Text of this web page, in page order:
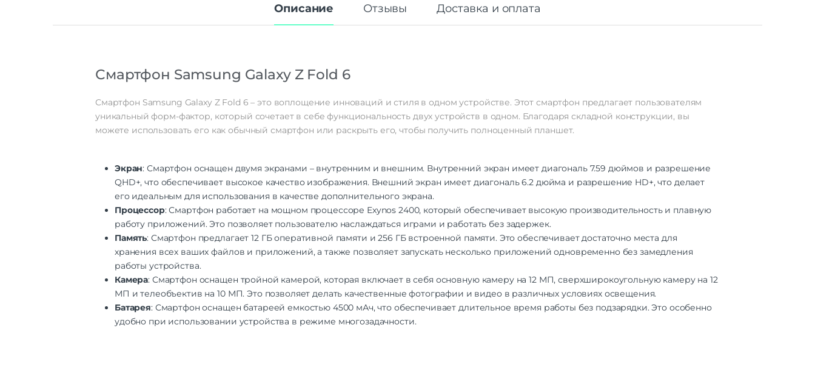
Дисплей
Интернет
Процессор
Количество ядер
процессора
8
Камера
Камера
50+32+8 МП
Количество тыловых камер
3
Разрешение основной
10 МП | 12 МП | 50 МП
Емкость аккумулятора 4400 мАч
Беспроводные технологии
Описание Отзывы Доставка и оплата
Смартфон Samsung Galaxy Z Fold 6
Смартфон Samsung Galaxy Z Fold 6 – это воплощение инноваций и стиля в одном устройстве. Этот смартфон предлагает пользователям
уникальный форм-фактор, который сочетает в себе функциональность двух устройств в одном. Благодаря складной конструкции, вы
можете использовать его как обычный смартфон или раскрыть его, чтобы получить полноценный планшет.
Экран: Смартфон оснащен двумя экранами – внутренним и внешним. Внутренний экран имеет диагональ 7.59 дюймов и разрешение
QHD+, что обеспечивает высокое качество изображения. Внешний экран имеет диагональ 6.2 дюйма и разрешение HD+, что делает
его идеальным для использования в качестве дополнительного экрана.
Процессор: Смартфон работает на мощном процессоре Exynos 2400, который обеспечивает высокую производительность и плавную
работу приложений. Это позволяет пользователю наслаждаться играми и работать без задержек.
Память: Смартфон предлагает 12 ГБ оперативной памяти и 256 ГБ встроенной памяти. Это обеспечивает достаточно места для
хранения всех ваших файлов и приложений, а также позволяет запускать несколько приложений одновременно без замедления
работы устройства.
Камера: Смартфон оснащен тройной камерой, которая включает в себя основную камеру на 12 МП, сверхширокоугольную камеру на 12
МП и телеобъектив на 10 МП. Это позволяет делать качественные фотографии и видео в различных условиях освещения.
Батарея: Смартфон оснащен батареей емкостью 4500 мАч, что обеспечивает длительное время работы без подзарядки. Это особенно
удобно при использовании устройства в режиме многозадачности.